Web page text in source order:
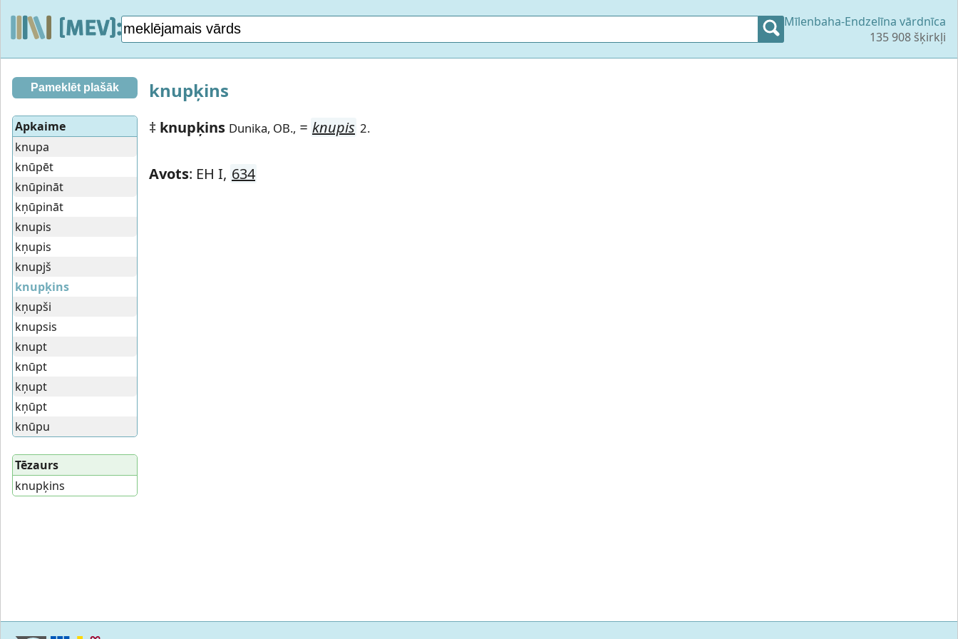
Mīlenbaha-Endzelīna vārdnīca
135 908 šķirkļi
knupķins
‡ knupķins Dunika, OB., = knupis 2.
Avots: EH I, 634
Pameklēt plašāk
Apkaime
knupa
knūpēt
knūpināt
kņūpināt
knupis
kņupis
knupjš
knupķins
kņupši
knupsis
knupt
knūpt
kņupt
kņūpt
knūpu
Tēzaurs
knupķins